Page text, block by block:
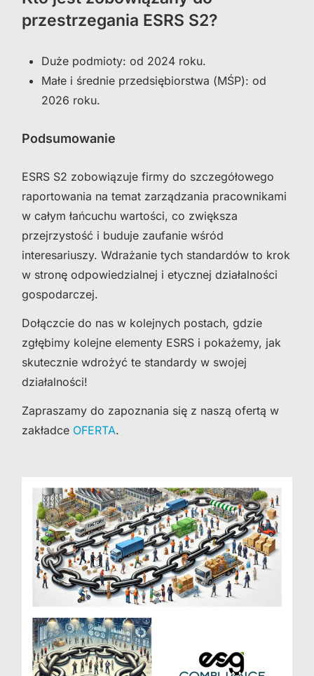
przestrzegania ESRS S2?
Duże podmioty: od 2024 roku.
Małe i średnie przedsiębiorstwa (MŚP): od
2026 roku.
Podsumowanie
ESRS S2 zobowiązuje firmy do szczegółowego
raportowania na temat zarządzania pracownikami
w całym łańcuchu wartości, co zwiększa
przejrzystość i buduje zaufanie wśród
interesariuszy. Wdrażanie tych standardów to krok
w stronę odpowiedzialnej i etycznej działalności
gospodarczej.
Dołączcie do nas w kolejnych postach, gdzie
zgłębimy kolejne elementy ESRS i pokażemy, jak
skutecznie wdrożyć te standardy w swojej
działalności!
Zapraszamy do zapoznania się z naszą ofertą w
zakładce OFERTA.